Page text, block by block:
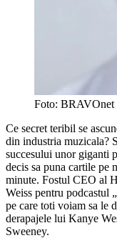
Foto: BRAVOnet
Ce secret teribil se
din industria muzicala?
succesului unor giganti
decis sa puna cartile pe
minute. Fostul CEO al
Weiss pentru podcastul
pe care toti voiam sa le
derapajele lui Kanye
Sweeney.